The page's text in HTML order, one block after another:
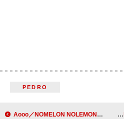
PEDRO
Aooo／NOMELON NOLEMON／asmiがソウルに集結、各ワンマン公演で構成される【Echoes Weekend Seoul】